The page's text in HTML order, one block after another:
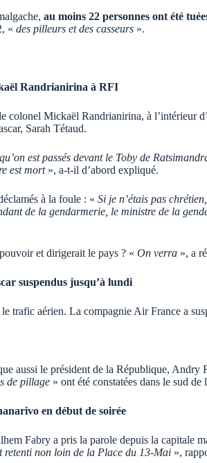
au moins 22 personnes ont été
« des pilleurs et des casseurs ».
Randrianirina à RFI
Mickaël Randrianirina, à l’intérieur
Sarah Tétaud.
est passés devant le Toby de
est mort», a-t-il d’abord expliqué.
à la foule : « Si je n’étais pas
de la gendarmerie, le ministre de la
et dirigerait le pays ? « On verra », a
suspendus jusqu’à lundi
trafic aérien. La compagnie Air France a
aussi le président de la République, Andry
de pillage » ont été constatées dans le sud de
en début de soirée
Fabry a pris la parole depuis la capitale
retenti non loin de la Place du 13-Mai »,